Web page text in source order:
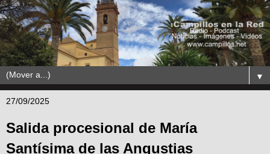
▼
27/09/2025
Salida procesional de María
Santísima de las Angustias